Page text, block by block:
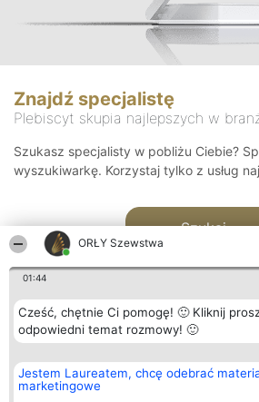
ORŁY Szewstwa
01:44
Cześć, chętnie Ci pomogę! 🙂 Kliknij
odpowiedni temat rozmowy! 🙂
Jestem Laureatem, chcę odebrać
marketingowe
Znajdź specjalistę
Plebiscyt skupia najlepszych w
Szukasz specjalisty w pobliżu Ciebie?
wyszukiwarkę. Korzystaj tylko z usług
Szukaj
Organizator plebiscytu
Bright Side Solutions sp. z o.
o. sp. k.
Plebiscyt
Laureaci